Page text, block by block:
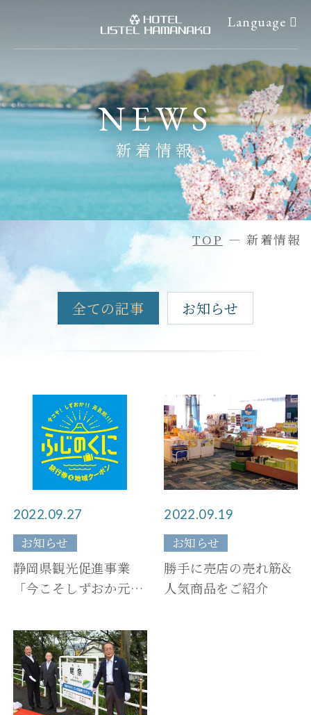
Language
NEWS
新着情報
TOP 新着情報
全ての記事 お知らせ
2022.09.27
お知らせ
静岡県観光促進事業
「今こそしずおか元気
10日(土)宿泊利用まで
延長しました
2022.09.19
お知らせ
勝手に売店の売れ筋&
人気商品をご紹介
ご宿泊予約
ご予約確認・変更
ご予約のキャンセル
会員マイページ
客室
施設案内
団体・ご宴会
浜名湖体験
アクティビティ情報
イベントカレンダー
アクセス
過ごし方
日帰りプラン
新着情報
お問い合わせ
宿泊約款
プライバシーポリシー
一緒に働こう！
Press Room
ご宿泊予約